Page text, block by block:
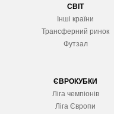
СВІТ
Інші країни
Трансферний ринок
Футзал
ЄВРОКУБКИ
Ліга чемпіонів
Ліга Європи